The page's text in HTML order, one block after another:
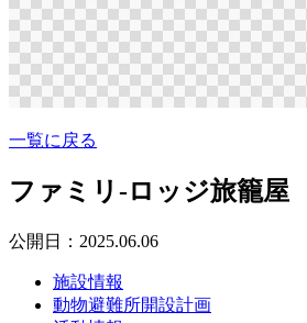
一覧に戻る
ファミリ-ロッジ旅籠
公開日：2025.06.06
施設情報
動物避難所開設計画